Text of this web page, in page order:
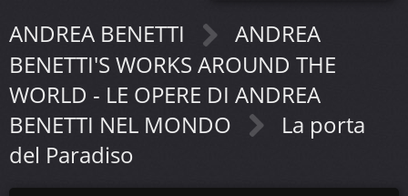
ANDREA BENETTI
ANDREA
BENETTI'S WORKS AROUND THE
WORLD - LE OPERE DI ANDREA
BENETTI NEL MONDO
La porta
del Paradiso